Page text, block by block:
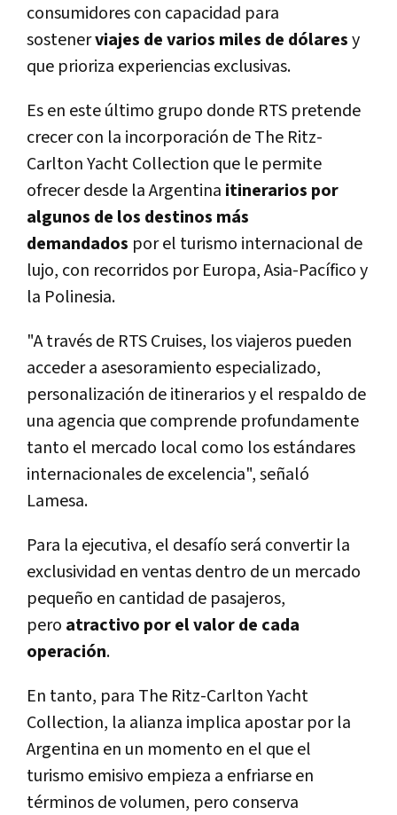
consumidores con capacidad para
sostenerviajes de varios miles de dólaresy
que prioriza experiencias exclusivas.
Es en este último grupo donde RTS pretende
crecer con la incorporación de The Ritz-
Carlton Yacht Collection que le permite
ofrecer desde la Argentina itinerarios por
algunos de los destinos más
demandados por el turismo internacional de
lujo, con recorridos por Europa, Asia-Pacífico y
la Polinesia.
"A través de RTS Cruises, los viajeros pueden
acceder a asesoramiento especializado,
personalización de itinerarios y el respaldo de
una agencia que comprende profundamente
tanto el mercado local como los estándares
internacionales de excelencia", señaló
Lamesa.
Para la ejecutiva, el desafío será convertir la
exclusividad en ventas dentro de un mercado
pequeño en cantidad de pasajeros,
pero atractivo por el valor de cada
operación.
En tanto, para The Ritz-Carlton Yacht
Collection, la alianza implica apostar por la
Argentina en un momento en el que el
turismo emisivo empieza a enfriarse en
términos de volumen, pero conserva